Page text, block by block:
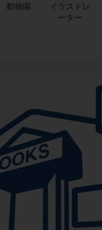
動物園
イラストレ
ーター